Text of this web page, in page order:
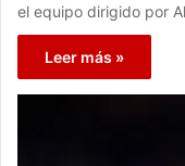
el equipo dirigido por
Leer más »